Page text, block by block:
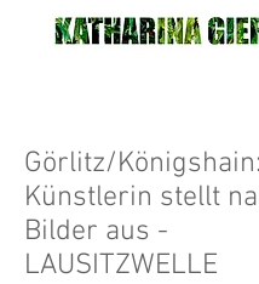
Görlitz/
Künstlerin stellt
Bilder aus -
LAUSITZWELLE